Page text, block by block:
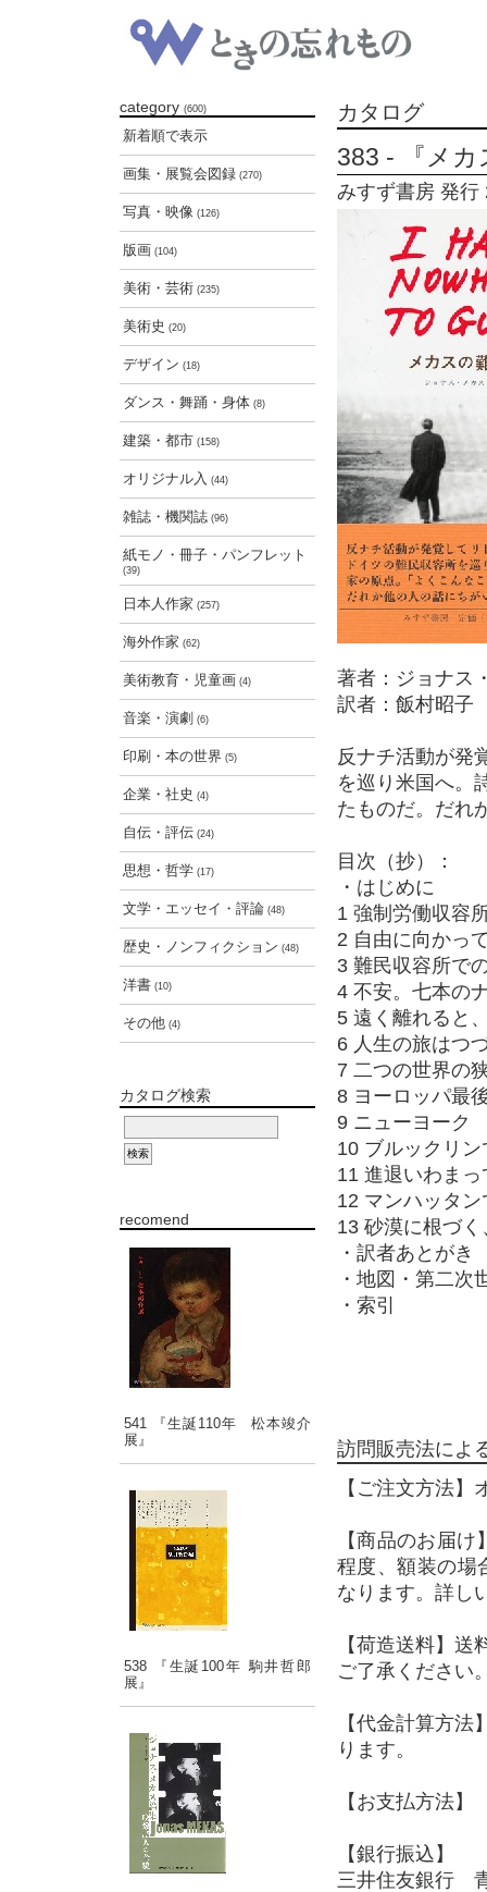
category (600)
新着順で表示
画集・展覧会図録 (270)
写真・映像 (126)
版画 (104)
美術・芸術 (235)
美術史 (20)
デザイン (18)
ダンス・舞踊・身体 (8)
建築・都市 (158)
オリジナル入 (44)
雑誌・機関誌 (96)
紙モノ・冊子・パンフレット
(39)
日本人作家 (257)
海外作家 (62)
美術教育・児童画 (4)
音楽・演劇 (6)
印刷・本の世界 (5)
企業・社史 (4)
自伝・評伝 (24)
思想・哲学 (17)
文学・エッセイ・評論 (48)
歴史・ノンフィクション (48)
洋書 (10)
その他 (4)
カタログ検索
recomend
541 『生誕110年 松本竣介
展』
538 『生誕100年 駒井哲郎
展』
カタログ
383 - 『メカ
みすず書房 発行
著者：ジョナス
訳者：飯村昭子
反ナチ活動が発
を巡り米国へ。
たものだ。だれ
目次（抄）：
・はじめに
1 強制労働収容
2 自由に向かっ
3 難民収容所で
4 不安。七本の
5 遠く離れると
6 人生の旅はつ
7 二つの世界の
8 ヨーロッパ最
9 ニューヨーク
10 ブルックリ
11 進退いわまっ
12 マンハッタ
13 砂漠に根づ
・訳者あとがき
・地図・第二次
・索引
訪問販売法によ
【ご注文方法
【商品のお届
程度、額装の場
なります。詳し
【荷造送料】
ご了承ください
【代金計算方
ります。
【お支払方法】
【銀行振込】
三井住友銀行